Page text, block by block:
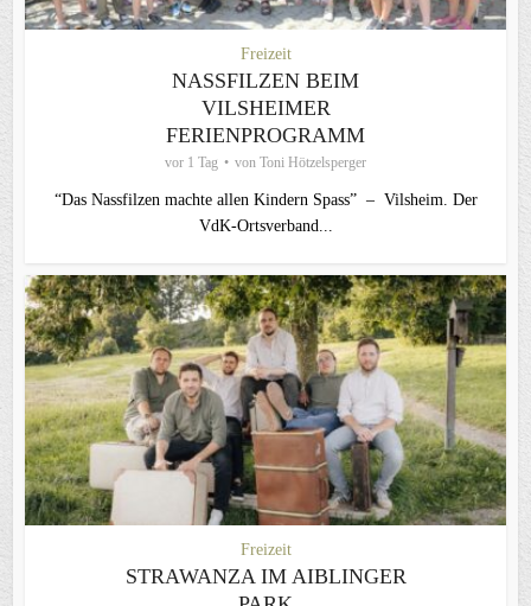
Freizeit
NASSFILZEN BEIM
VILSHEIMER
FERIENPROGRAMM
vor 1 Tag von Toni Hötzelsperger
“Das Nassfilzen machte allen Kindern Spass” – Vilsheim. Der
VdK-Ortsverband...
Freizeit
STRAWANZA IM AIBLINGER